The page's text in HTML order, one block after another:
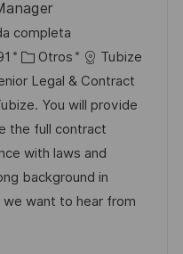
completa
C
a
t
e
g
o
r
Otros
Tubize
Legal & Contract
You will provide
the full contract
with laws and
background in
want to hear from